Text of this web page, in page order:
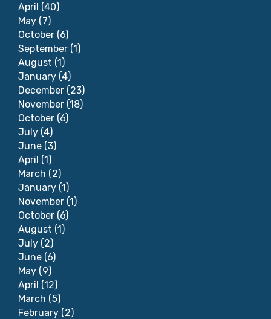
April (40)
May (7)
October (6)
September (1)
August (1)
January (4)
December (23)
November (18)
October (6)
July (4)
June (3)
April (1)
March (2)
January (1)
November (1)
October (6)
August (1)
July (2)
June (6)
May (9)
April (12)
March (5)
February (2)